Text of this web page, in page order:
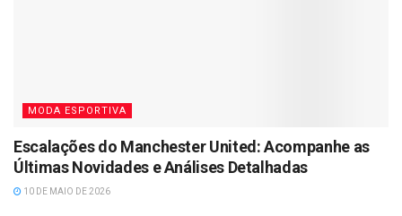
MODA ESPORTIVA
Escalações do Manchester United: Acompanhe as
Últimas Novidades e Análises Detalhadas
10 DE MAIO DE 2026